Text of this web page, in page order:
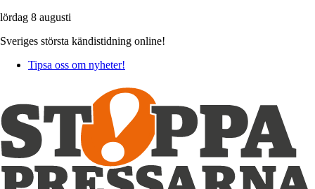
lördag 8 augusti
Sveriges största kändistidning online!
Tipsa oss om nyheter!